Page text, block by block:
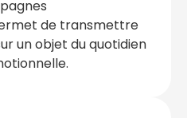
de transmettre
un objet du quotidien